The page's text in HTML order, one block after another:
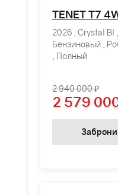
TENET T7
2026 , Crystal Bl ,
Бензиновый ,
, Полный
2 940 000 ₽
2 579